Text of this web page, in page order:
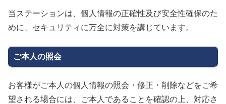
当ステーションは、個人情報の正確性及び安全性確保のた
めに、セキュリティに万全に対策を講じています。
ご本人の照会
お客様がご本人の個人情報の照会・修正・削除などをご希
望される場合には、ご本人であることを確認の上、対応さ